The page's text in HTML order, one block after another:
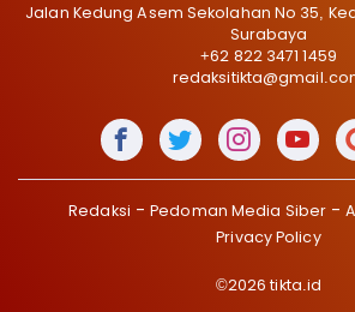
Jalan Kedung Asem Sekolahan No 35,
Surabaya
+62 822 3471 1459
Redaksi Pedoman Media Siber
Privacy Policy
©2026 tikta.id